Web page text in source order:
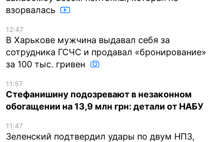
взорвалась
12:47
В Харькове мужчина выдавал себя за
сотрудника ГСЧС и продавал «бронирование»
за 100 тыс. гривен
11:57
Стефанишину подозревают в незаконном
обогащении на 13,9 млн грн: детали от НАБУ
11:47
Зеленский подтвердил удары по двум НПЗ,